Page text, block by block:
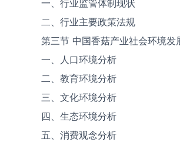
一、行业监管体制现状
二、行业主要政策法规
第三节 中国香菇产业社会环境发
一、人口环境分析
二、教育环境分析
三、文化环境分析
四、生态环境分析
五、消费观念分析